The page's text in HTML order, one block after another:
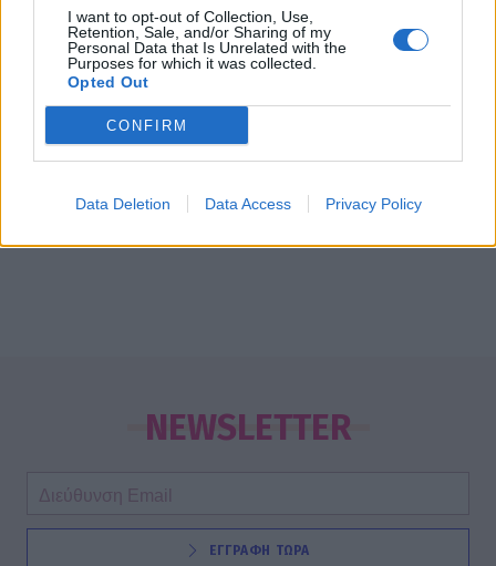
I want to opt-out of Collection, Use,
Retention, Sale, and/or Sharing of my
Personal Data that Is Unrelated with the
Purposes for which it was collected.
Opted Out
CONFIRM
Data Deletion Data Access Privacy Policy
EXODOS
Μια υπέροχη βραδιά για τον Μητροπάνο
στο Ηρώδειο!
NEWSLETTER
ΕΓΓΡΑΦΗ ΤΩΡΑ